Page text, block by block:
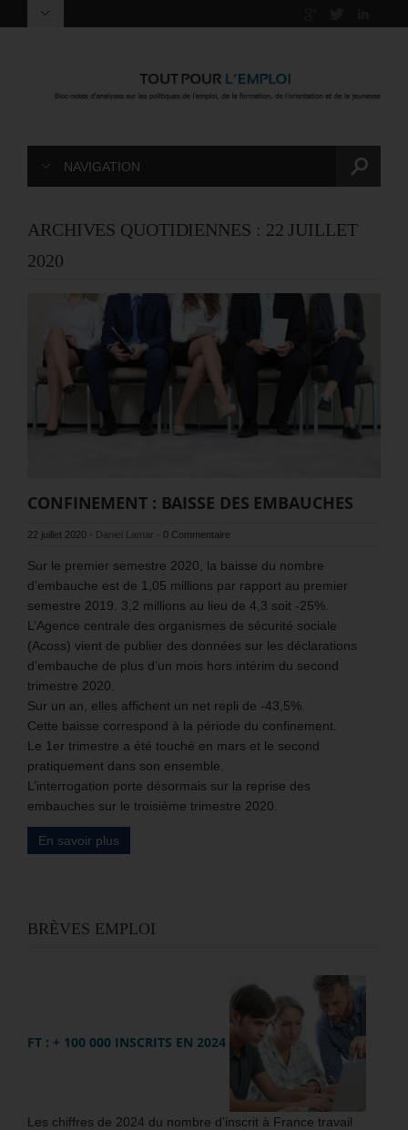
NAVIGATION
ARCHIVES QUOTIDIENNES : 22 JUILLET
2020
CONFINEMENT : BAISSE DES EMBAUCHES
22 juillet 2020 - Daniel Lamar - 0 Commentaire
Sur le premier semestre 2020, la baisse du nombre
d’embauche est de 1,05 millions par rapport au premier
semestre 2019. 3,2 millions au lieu de 4,3 soit -25%.
L’Agence centrale des organismes de sécurité sociale
(Acoss) vient de publier des données sur les déclarations
d’embauche de plus d’un mois hors intérim du second
trimestre 2020.
Sur un an, elles affichent un net repli de -43,5%.
Cette baisse correspond à la période du confinement.
Le 1er trimestre a été touché en mars et le second
pratiquement dans son ensemble.
L’interrogation porte désormais sur la reprise des
embauches sur le troisième trimestre 2020.
En savoir plus
BRÈVES EMPLOI
FT : + 100 000 INSCRITS EN 2024
Les chiffres de 2024 du nombre d’inscrit à France travail